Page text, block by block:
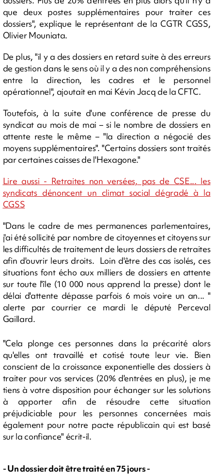
que deux postes supplémentaires pour traiter ces
dossiers", explique le représentant de la CGTR CGSS,
Olivier Mouniata.
De plus, "il y a des dossiers en retard suite à des erreurs
de gestion dans le sens où il y a des non compréhensions
entre la direction, les cadres et le personnel
opérationnel", ajoutait en mai Kévin Jacq de la CFTC.
Toutefois, à la suite d'une conférence de presse du
syndicat au mois de mai – si le nombre de dossiers en
attente reste le même – "la direction a négocié des
moyens supplémentaires". "Certains dossiers sont traités
par certaines caisses de l'Hexagone."
Lire aussi - Retraites non versées, pas de CSE... les
syndicats dénoncent un climat social dégradé à la
CGSS
"Dans le cadre de mes permanences parlementaires,
j'ai été sollicité par nombre de citoyennes et citoyens sur
les difficultés de traitement de leurs dossiers de retraites
afin d'ouvrir leurs droits. Loin d'être des cas isolés, ces
situations font écho aux milliers de dossiers en attente
sur toute l'île (10 000 nous apprend la presse) dont le
délai d'attente dépasse parfois 6 mois voire un an... "
alerte par courrier ce mardi le député Perceval
Gaillard.
"Cela plonge ces personnes dans la précarité alors
qu'elles ont travaillé et cotisé toute leur vie. Bien
conscient de la croissance exponentielle des dossiers à
traiter pour vos services (20% d'entrées en plus), je me
tiens à votre disposition pour échanger sur les solutions
à apporter afin de résoudre cette situation
préjudiciable pour les personnes concernées mais
également pour notre pacte républicain qui est basé
sur la confiance" écrit-il.
- Un dossier doit être traité en 75 jours -